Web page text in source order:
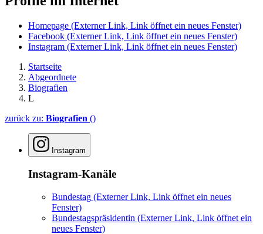
Homepage (Externer Link, Link öffnet ein neues Fenster)
Facebook (Externer Link, Link öffnet ein neues Fenster)
Instagram (Externer Link, Link öffnet ein neues Fenster)
Startseite
Abgeordnete
Biografien
L
zurück zu: Biografien ()
Instagram
Instagram-Kanäle
Bundestag (Externer Link, Link öffnet ein neues
Fenster)
Bundestagspräsidentin (Externer Link, Link öffnet ein
neues Fenster)